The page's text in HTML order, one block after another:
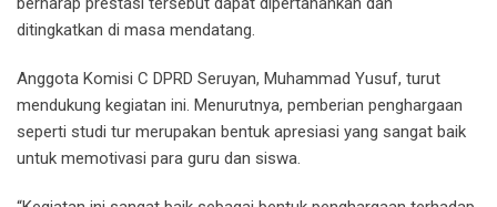
ditingkatkan di masa mendatang.
Anggota Komisi C DPRD Seruyan, Muhammad Yusuf, turut
mendukung kegiatan ini. Menurutnya, pemberian penghargaan
seperti studi tur merupakan bentuk apresiasi yang sangat baik
untuk memotivasi para guru dan siswa.